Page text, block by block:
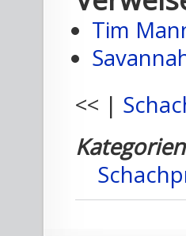
Tim
<< |
Kategorien